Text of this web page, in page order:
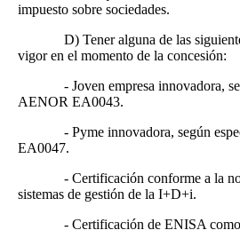
impuesto sobre sociedades.
D) Tener alguna de las
vigor en el momento de la concesión:
- Joven empresa innovadora,
AENOR EA0043.
- Pyme innovadora, según
EA0047.
- Certificación conforme a la
sistemas de gestión de la I+D+i.
- Certificación de ENISA como